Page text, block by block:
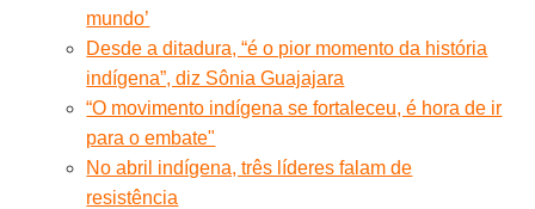
mundo’
Desde a ditadura, “é o pior momento da história
indígena”, diz Sônia Guajajara
“O movimento indígena se fortaleceu, é hora de ir
para o embate"
No abril indígena, três líderes falam de
resistência